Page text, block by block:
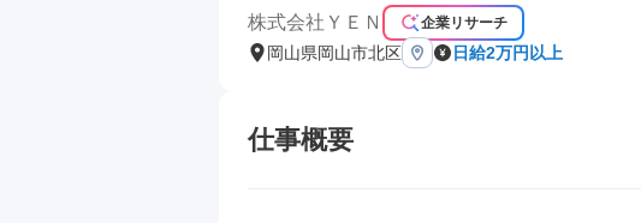
株式会社ＹＥＮ 企業リサーチ
岡山県岡山市北区 日給2万円以上
仕事概要